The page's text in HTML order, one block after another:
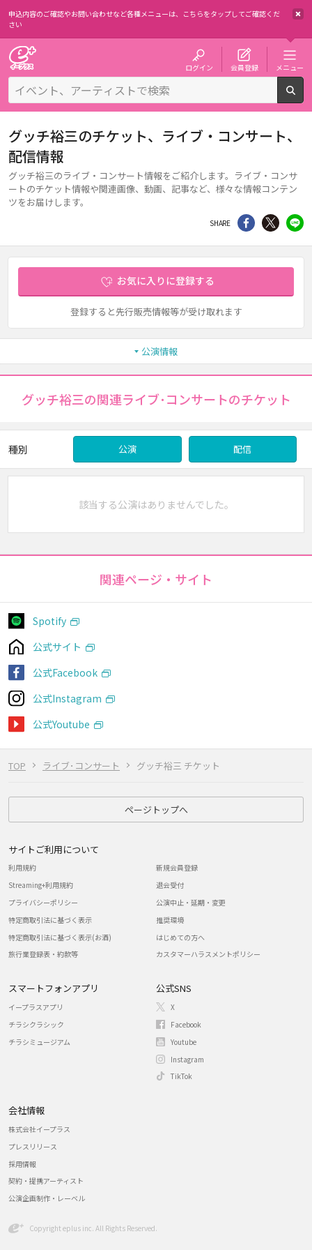
申込内容のご確認やお問い合わせなど各種メニューは、 こちらをタップしてご確認くだ
さい
ログイン 会員登録 メニュー
TOP ライブ･コンサート グッチ裕三 チケット
グッチ裕三のチケット、ライブ・コンサート、
配信情報
グッチ裕三のライブ・コンサート情報をご紹介します。ライブ・コンサ
ートのチケット情報や関連画像、動画、記事など、様々な情報コンテン
ツをお届けします。
SHARE シェア Twitter
お気に入りに登録する
登録すると先行販売情報等が受け取れます
公演情報
グッチ裕三の関連ライブ･コンサートのチケット
種別 公演 配信
該当する公演はありませんでした。
関連ページ・サイト
Spotify
公式サイト
公式Facebook
公式Instagram
公式Youtube
ページトップへ
サイトご利用について
利用規約
Streaming+利用規約
プライバシーポリシー
特定商取引法に基づく表示
特定商取引法に基づく表示(お酒)
旅行業登録表・約款等
新規会員登録
退会受付
公演中止・延期・変更
推奨環境
はじめての方へ
カスタマーハラスメントポリシー
スマートフォンアプリ
イープラスアプリ
チラシクラシック
チラシミュージアム
公式SNS
X
Facebook
Youtube
Instagram
TikTok
会社情報
株式会社イープラス
プレスリリース
採用情報
契約・提携アーティスト
公演企画制作・レーベル
Copyright eplus inc. All Rights Reserved.